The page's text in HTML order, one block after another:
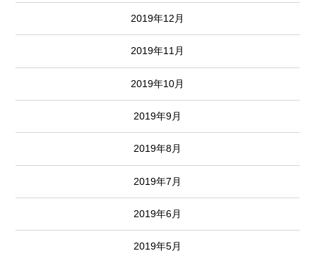
2019年12月
2019年11月
2019年10月
2019年9月
2019年8月
2019年7月
2019年6月
2019年5月